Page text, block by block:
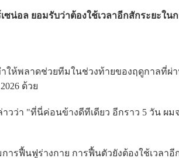
ซน่อล ยอมรับว่าต้องใช้เวลาอีกสักระยะใน
ให้พลาดช่วยทีมในช่วงท้ายของฤดูกาลที่ผ่
ด้วย
ว่า "ที่นี่ค่อนข้างดีทีเดียว อีกราว 5 วัน ผม
ฟื้นฟูร่างกาย การฟื้นตัวยังต้องใช้เวลาอี